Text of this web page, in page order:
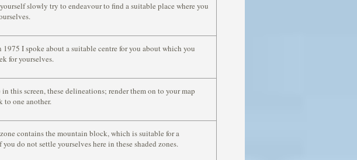
slowly try to endeavour to find a suitable place where you
I spoke about a suitable centre for you about which you
for yourselves.
this screen, these delineations; render them on to your map
to one another.
contains the mountain block, which is suitable for a
do not settle yourselves here in these shaded zones.